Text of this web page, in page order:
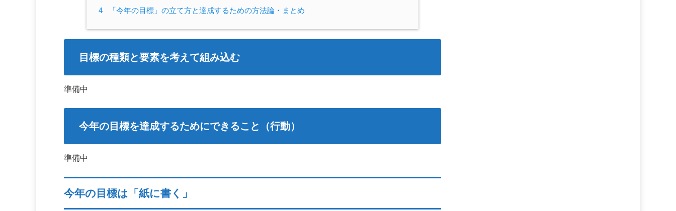
4 「今年の目標」の立て方と達成するための方法論・まとめ
目標の種類と要素を考えて組み込む
準備中
今年の目標を達成するためにできること（行動）
準備中
今年の目標は「紙に書く」